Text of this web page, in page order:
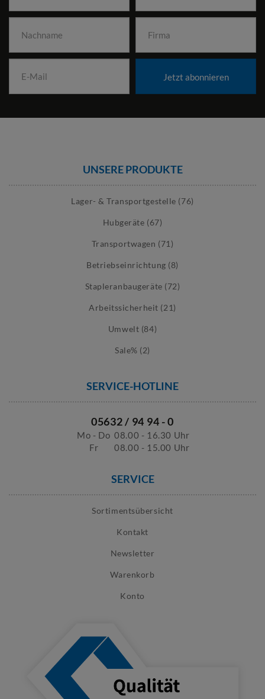
Jetzt abonnieren
UNSERE PRODUKTE
Lager- & Transportgestelle (76)
Hubgeräte (67)
Transportwagen (71)
Betriebseinrichtung (8)
Stapleranbaugeräte (72)
Arbeitssicherheit (21)
Umwelt (84)
Sale% (2)
SERVICE-HOTLINE
05632 / 94 94 - 0
Mo - Do 08.00 - 16.30 Uhr
Fr
08.00 - 15.00 Uhr
SERVICE
Sortimentsübersicht
Kontakt
Newsletter
Warenkorb
Konto